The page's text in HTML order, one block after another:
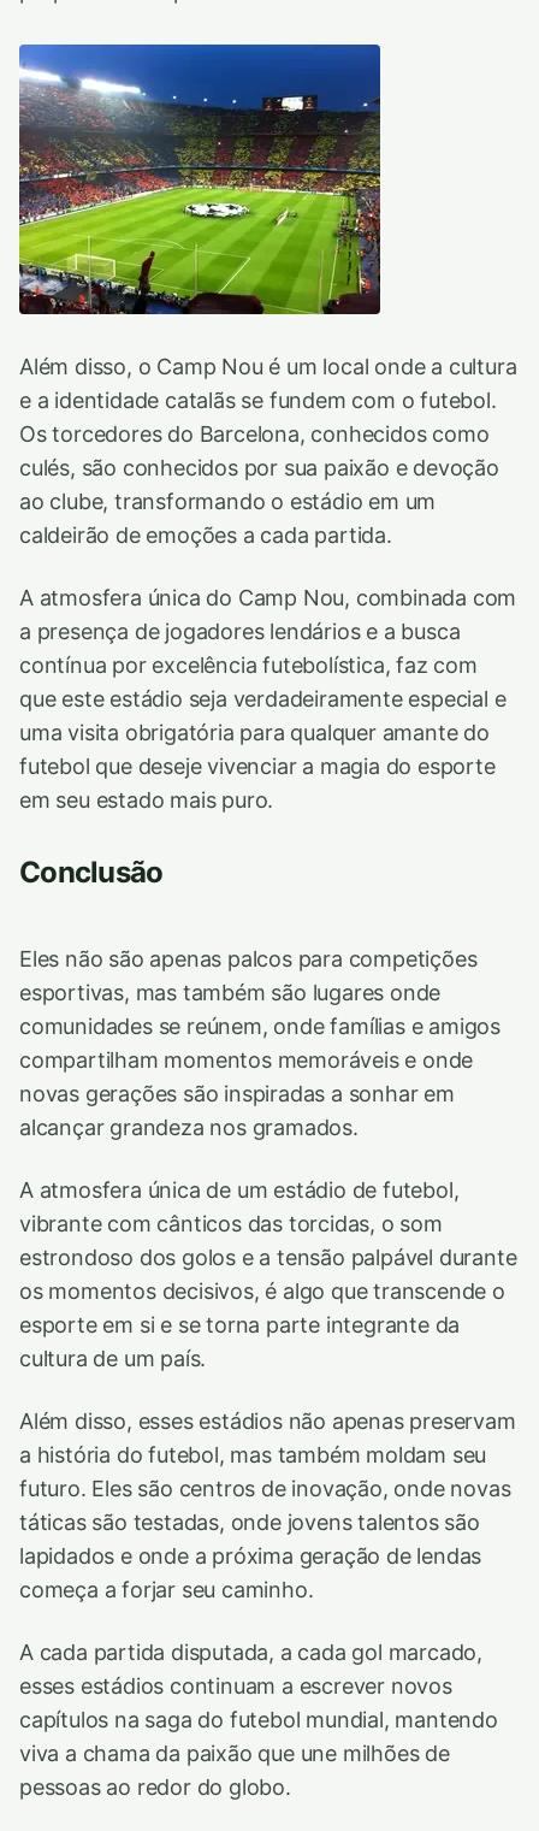
Além disso, o Camp Nou é um local onde a cultura
e a identidade catalãs se fundem com o futebol.
Os torcedores do Barcelona, conhecidos como
culés, são conhecidos por sua paixão e devoção
ao clube, transformando o estádio em um
caldeirão de emoções a cada partida.
A atmosfera única do Camp Nou, combinada com
a presença de jogadores lendários e a busca
contínua por excelência futebolística, faz com
que este estádio seja verdadeiramente especial e
uma visita obrigatória para qualquer amante do
futebol que deseje vivenciar a magia do esporte
em seu estado mais puro.
Conclusão
Eles não são apenas palcos para competições
esportivas, mas também são lugares onde
comunidades se reúnem, onde famílias e amigos
compartilham momentos memoráveis e onde
novas gerações são inspiradas a sonhar em
alcançar grandeza nos gramados.
A atmosfera única de um estádio de futebol,
vibrante com cânticos das torcidas, o som
estrondoso dos golos e a tensão palpável durante
os momentos decisivos, é algo que transcende o
esporte em si e se torna parte integrante da
cultura de um país.
Além disso, esses estádios não apenas preservam
a história do futebol, mas também moldam seu
futuro. Eles são centros de inovação, onde novas
táticas são testadas, onde jovens talentos são
lapidados e onde a próxima geração de lendas
começa a forjar seu caminho.
A cada partida disputada, a cada gol marcado,
esses estádios continuam a escrever novos
capítulos na saga do futebol mundial, mantendo
viva a chama da paixão que une milhões de
pessoas ao redor do globo.